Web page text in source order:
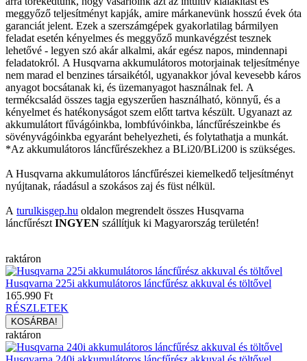
meggyőző teljesítményt kapják, amire márkanevünk hosszú évek óta
garanciát jelent. Ezek a szerszámgépek gyakorlatilag bármilyen
feladat esetén kényelmes és meggyőző munkavégzést tesznek
lehetővé - legyen szó akár alkalmi, akár egész napos, mindennapi
feladatokról. A Husqvarna akkumulátoros motorjainak teljesítménye
nem marad el benzines társaikétól, ugyanakkor jóval kevesebb káros
anyagot bocsátanak ki, és üzemanyagot használnak fel. A
termékcsalád összes tagja egyszerűen használható, könnyű, és a
kényelmet és hatékonyságot szem előtt tartva készült. Ugyanazt az
akkumulátort fűvágóinkba, lombfúvóinkba, láncfűrészeinkbe és
sövényvágóinkba egyaránt behelyezheti, és folytathatja a munkát.
*Az akkumulátoros láncfűrészekhez a BLi20/BLi200 is szükséges.
A Husqvarna akkumulátoros láncfűrészei kiemelkedő teljesítményt
nyújtanak, ráadásul a szokásos zaj és füst nélkül.
A turulkisgep.hu oldalon megrendelt összes Husqvarna
láncfűrészt INGYEN szállítjuk ki Magyarország területén!
raktáron
Husqvarna 225i akkumulátoros láncfűrész akkuval és töltővel
165.990 Ft
RÉSZLETEK
raktáron